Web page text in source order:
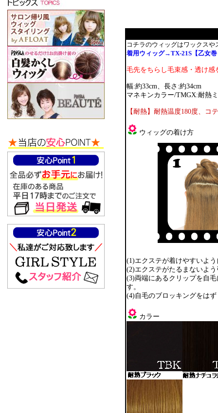
コチラのウィッグはワックス
着用ウィッグ→TX-21S【乙女
毛先をちらし毛束感・透け
幅:約33cm、長さ:約34cm
マネキンカラー/TMGX:耐熱
【耐熱】耐熱温度180度、コ
ウィッグの着け方
(1)エクステが着けやすいよ
(2)エクステがたるまないよ
(3)両端にあるクリップを自
す。
(4)自毛のブロッキングをは
カラー